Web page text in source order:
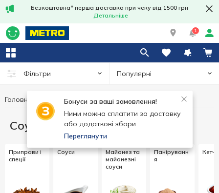
Безкоштовна* перша доставка при чеку від 1500 грн
Детальніше
1
Фільтри Популярні
Бонуси за ваші замовлення!
Ними можна сплатити за доставку
або додаткові збори.
Переглянути
Головна Соуси та спеції
Соуси та спеції
Приправи і
спеції
Соуси
Майонез та
майонезні
соуси
Паніруванн
я